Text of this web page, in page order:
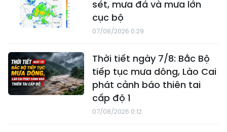
sét, mưa đá và mưa lớn
cục bộ
07/08/2026 0:29
Thời tiết ngày 7/8: Bắc Bộ
tiếp tục mưa dông, Lào Cai
phát cảnh báo thiên tai
cấp độ 1
07/08/2026 0:12